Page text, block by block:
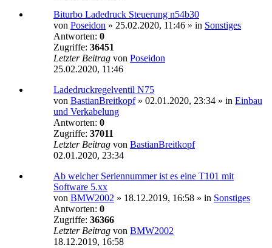
Biturbo Ladedruck Steuerung n54b30
von Poseidon » 25.02.2020, 11:46 » in Sonstiges
Antworten: 0
Zugriffe: 36451
Letzter Beitrag von Poseidon
25.02.2020, 11:46
Ladedruckregelventil N75
von BastianBreitkopf» 02.01.2020, 23:34 » in Einbau
und Verkabelung
Antworten: 0
Zugriffe: 37011
Letzter Beitrag von BastianBreitkopf
02.01.2020, 23:34
Ab welcher Seriennummer ist es eine T101 mit
Software 5.xx
von BMW2002 » 18.12.2019, 16:58 » in Sonstiges
Antworten: 0
Zugriffe: 36366
Letzter Beitrag von BMW2002
18.12.2019, 16:58